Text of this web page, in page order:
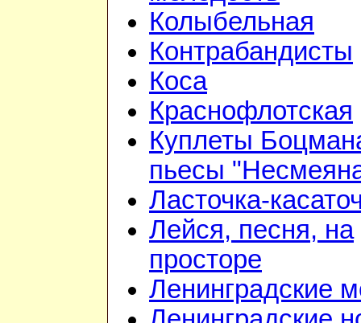
Колыбельная
Контрабандисты
Коса
Краснофлотская
Куплеты
пьесы
Ласточка-
Лейся, песня, на
просторе
Ленинградские